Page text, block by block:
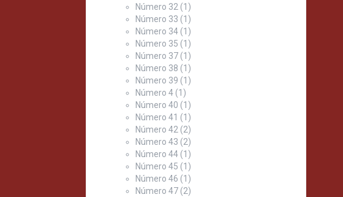
Número 32 (1)
Número 33 (1)
Número 34(1)
Número 35 (1)
Número 37(1)
Número 38 (1)
Número 39 (1)
Número 4(1)
Número 40 (1)
Número 41 (1)
Número 42 (2)
Número 43 (2)
Número 44(1)
Número 45 (1)
Número 46 (1)
Número 47(2)